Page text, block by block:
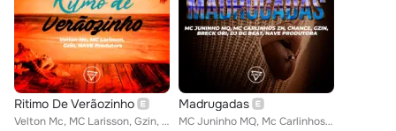
Ritimo De Verãozinho
Velton Mc, MC Larisson, Gzin, NAVE Produtora
Madrugadas
MC Juninho MQ, Mc Carlinhos zn, Chance, Gzin, Breck Ori, Dj DG Beat, NAVE Produtora